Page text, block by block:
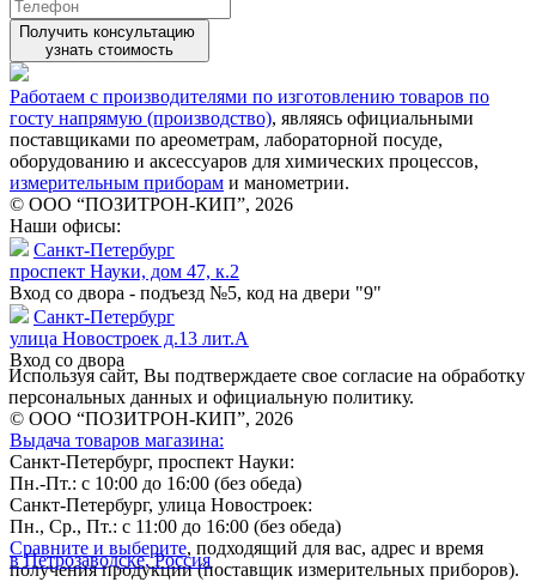
Получить консультацию
узнать стоимость
Работаем с производителями по изготовлению товаров по
госту напрямую (производство), являясь официальными
поставщиками по ареометрам, лабораторной посуде,
оборудованию и аксессуаров для химических процессов,
измерительным приборам и манометрии.
© ООО “ПОЗИТРОН-КИП”, 2026
Наши офисы:
Санкт-Петербург
проспект Науки, дом 47, к.2
Вход со двора - подъезд №5, код на двери "9"
Санкт-Петербург
улица Новостроек д.13 лит.А
Вход со двора
Используя сайт, Вы подтверждаете свое согласие на обработку
персональных данных и официальную политику.
© ООО “ПОЗИТРОН-КИП”, 2026
Выдача товаров магазина:
Санкт-Петербург, проспект Науки:
Пн.-Пт.: с 10:00 до 16:00 (без обеда)
Санкт-Петербург, улица Новостроек:
Пн., Ср., Пт.: с 11:00 до 16:00 (без обеда)
Сравните и выберите, подходящий для вас, адрес и время
получения продукции (поставщик измерительных приборов).
в Петрозаводске, Россия